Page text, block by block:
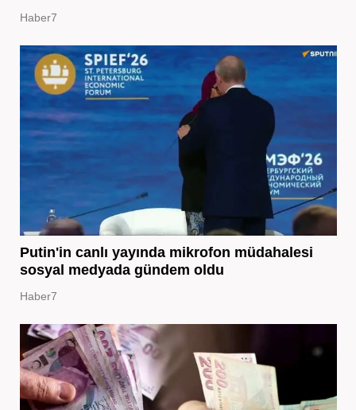
Haber7
Putin'in canlı yayında mikrofon müdahalesi
sosyal medyada gündem oldu
Haber7